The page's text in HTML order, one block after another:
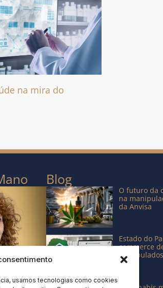
usamos tecnologias como cookies
na mira do
Blog
O futuro da
na
da Anvisa
Estado do
commerce
manipulados